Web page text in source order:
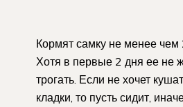
Кормят самку не менее чем
Хотя в первые 2 дня ее не
трогать. Если не хочет
кладки, то пусть сидит,